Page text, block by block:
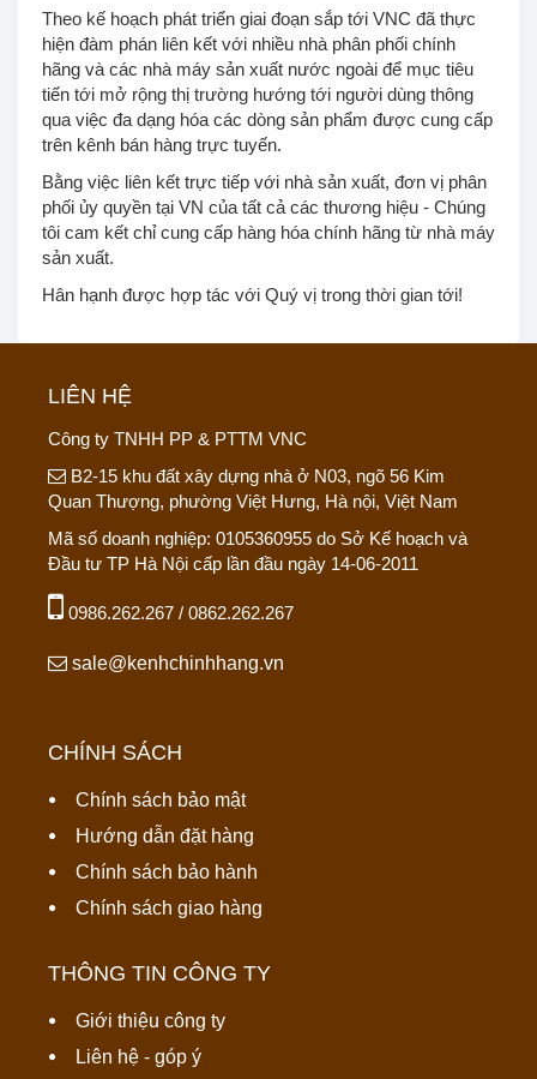
Theo kế hoạch phát triển giai đoạn sắp tới VNC đã thực
hiện đàm phán liên kết với nhiều nhà phân phối chính
hãng và các nhà máy sản xuất nước ngoài để mục tiêu
tiến tới mở rộng thị trường hướng tới người dùng thông
qua việc đa dạng hóa các dòng sản phẩm được cung cấp
trên kênh bán hàng trực tuyến.
Bằng việc liên kết trực tiếp với nhà sản xuất, đơn vị phân
phối ủy quyền tại VN của tất cả các thương hiệu - Chúng
tôi cam kết chỉ cung cấp hàng hóa chính hãng từ nhà máy
sản xuất.
Hân hạnh được hợp tác với Quý vị trong thời gian tới!
LIÊN HỆ
Công ty TNHH PP & PTTM VNC
B2-15 khu đất xây dựng nhà ở N03, ngõ 56 Kim
Quan Thượng, phường Việt Hưng, Hà nội, Việt Nam
Mã số doanh nghiệp: 0105360955 do Sở Kế hoạch và
Đầu tư TP Hà Nội cấp lần đầu ngày 14-06-2011
0986.262.267 / 0862.262.267
sale@kenhchinhhang.vn
CHÍNH SÁCH
Chính sách bảo mật
Hướng dẫn đặt hàng
Chính sách bảo hành
Chính sách giao hàng
THÔNG TIN CÔNG TY
Giới thiệu công ty
Liên hệ - góp ý